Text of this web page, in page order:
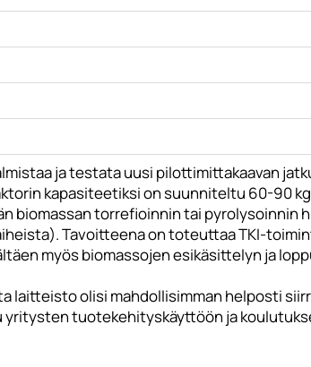
ja testata uusi pilottimittakaavan
kapasiteetiksi on suunniteltu 60-90
biomassan torrefioinnin tai pyrolysoinnin
Tavoitteena on toteuttaa TKI-
myös biomassojen esikäsittelyn ja
laitteisto olisi mahdollisimman helposti
tuotekehityskäyttöön ja